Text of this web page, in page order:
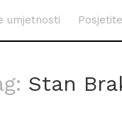
umjetnosti
Stan